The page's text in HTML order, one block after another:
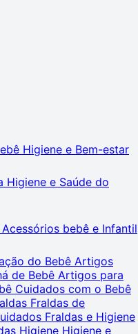
Higiene e Bem-estar
Higiene e Saúde do
Acessórios bebê e Infantil
do Bebê Artigos
de Bebê Artigos para
Cuidados com o Bebê
Fraldas de
Fraldas e Higiene
Higiene Higiene e